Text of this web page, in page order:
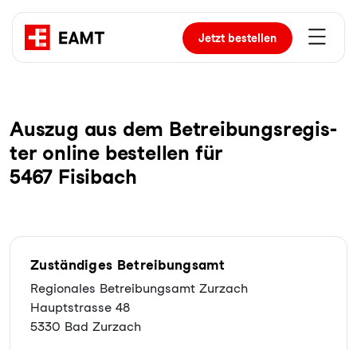
Jetztbestellen
Auszug aus dem Be­trei­bungs­re­gis­
ter online bestellen für
5467 Fisibach
Zuständiges Betreibungsamt
Regionales Betreibungsamt Zurzach
Hauptstrasse 48
5330 Bad Zurzach